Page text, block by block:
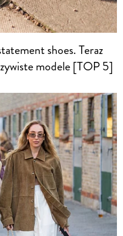
shoes. Teraz
modele [TOP 5]